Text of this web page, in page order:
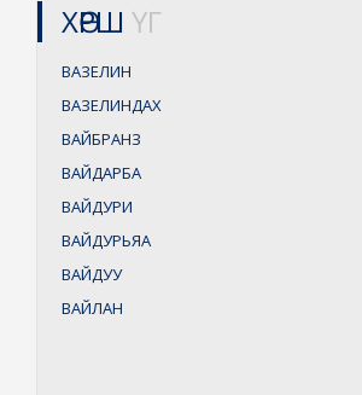
ХӨРШ ҮГ
ВАЗЕЛИН
ВАЗЕЛИНДАХ
ВАЙБРАНЗ
ВАЙДАРБА
ВАЙДУРИ
ВАЙДУРЬЯА
ВАЙДУУ
ВАЙЛАН